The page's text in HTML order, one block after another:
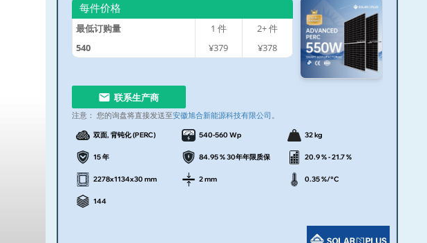
每件价格
最低订购量 1 件 2+件
540
¥379 ¥378
联系生产商
注意： 您的询盘将直接发送至安徽旭合新能源科技有限公司 。
双面, 背钝化 (PERC) 540-560 Wp 32 kg
15 年 84.95 % 30年年限质保 20.9 % - 21.7 %
2278x1134x30 mm 2 mm 0.35 %/°C
144